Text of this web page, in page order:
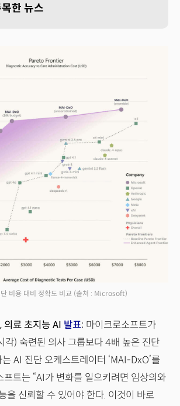
한 뉴스
비용 대비 정확도 비교 (출처 : Microsoft)
의료 초지능 AI 발표: 마이크로소프트가
각) 숙련된 의사 그룹보다 4배 높은 진단
AI 진단 오케스트레이터 ‘MAI-DxO’를
프트는 “AI가 변화를 일으키려면 임상의와
을 신뢰할 수 있어야 한다. 이것이 바로